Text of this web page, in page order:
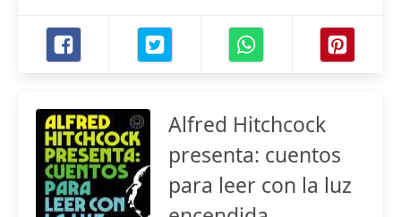
Alfred Hitchcock
presenta: cuentos
para leer con la luz